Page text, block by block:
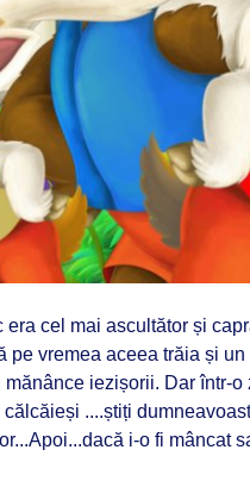
cel mai ascultător și
pe vremea aceea trăia și
iezișorii. Dar într-
....știți
i-o fi mâncat